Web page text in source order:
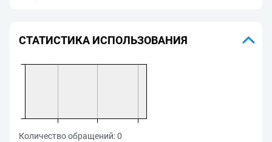
СТАТИСТИКА ИСПОЛЬЗОВАНИЯ
Количество обращений:0